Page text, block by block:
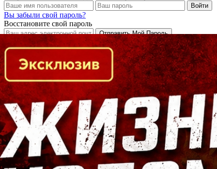
Вы забыли свой пароль?
Восстановите свой пароль
Кто есть кто в Байкальском регионе